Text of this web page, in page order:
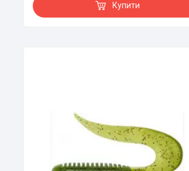
Купити